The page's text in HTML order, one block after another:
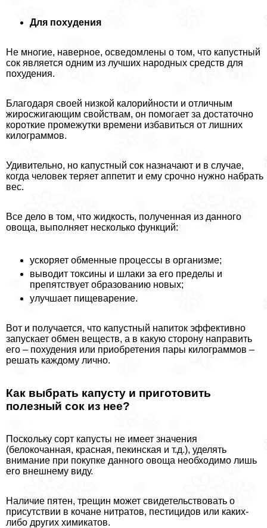
Для похудения
Не многие, наверное, осведомлены о том, что капустный
сок является одним из лучших народных средств для
похудения.
Благодаря своей низкой калорийности и отличным
жиросжигающим свойствам, он помогает за достаточно
короткие промежутки времени избавиться от лишних
килограммов.
Удивительно, но капустный сок назначают и в случае,
когда человек теряет аппетит и ему срочно нужно набрать
вес.
Все дело в том, что жидкость, полученная из данного
овоща, выполняет несколько функций:
ускоряет обменные процессы в организме;
выводит токсины и шлаки за его пределы и
препятствует образованию новых;
улучшает пищеварение.
Вот и получается, что капустный напиток эффективно
запускает обмен веществ, а в какую сторону направить
его – похудения или приобретения пары килограммов –
решать каждому лично.
Как выбрать капусту и приготовить
полезный сок из нее?
Поскольку сорт капусты не имеет значения
(белокочанная, красная, пекинская и т.д.), уделять
внимание при покупке данного овоща необходимо лишь
его внешнему виду.
Наличие пятен, трещин может свидетельствовать о
присутствии в кочане нитратов, пестицидов или каких-
либо других химикатов.